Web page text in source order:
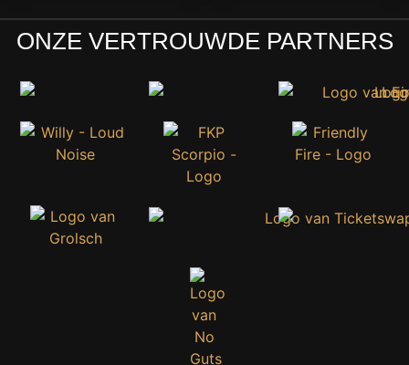
ONZE VERTROUWDE PARTNERS